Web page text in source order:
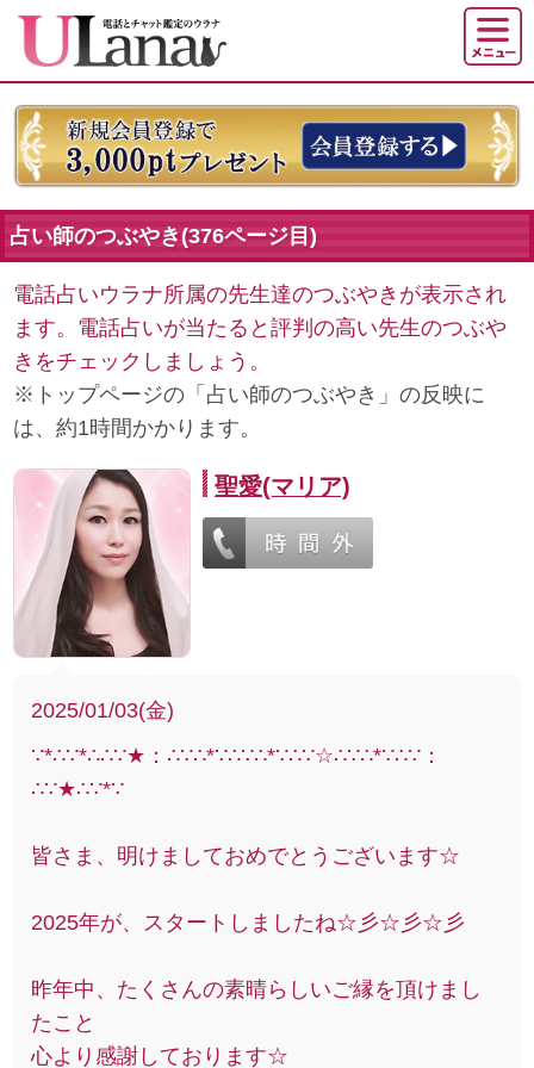
占い師のつぶやき(376ページ目)
電話占いウラナ所属の先生達のつぶやきが表示され
ます。電話占いが当たると評判の高い先生のつぶや
きをチェックしましょう。
※トップページの「占い師のつぶやき」の反映に
は、約1時間かかります。
聖愛(マリア)
2025/01/03(金)
∵*∴∵*∴∴∵★：∴∵∴*∵∴∵∴*∵∴∵☆∴∵∴*∵∴∵：
∴∵★∴∵*∵
皆さま、明けましておめでとうございます☆
2025年が、スタートしましたね☆彡☆彡☆彡
昨年中、たくさんの素晴らしいご縁を頂けまし
たこと
心より感謝しております☆